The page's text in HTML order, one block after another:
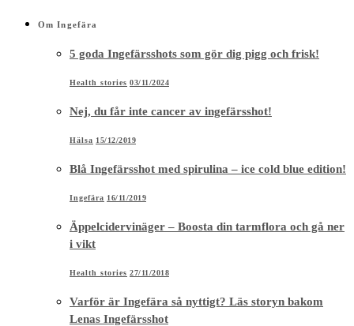
Om Ingefära
5 goda Ingefärsshots som gör dig pigg och frisk!
Health stories 03/11/2024
Nej, du får inte cancer av ingefärsshot!
Hälsa 15/12/2019
Blå Ingefärsshot med spirulina – ice cold blue edition!
Ingefära 16/11/2019
Äppelcidervinäger – Boosta din tarmflora och gå ner
i vikt
Health stories 27/11/2018
Varför är Ingefära så nyttigt? Läs storyn bakom
Lenas Ingefärsshot